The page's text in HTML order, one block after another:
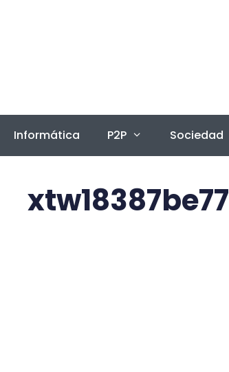
Informática P2P Sociedad
xtw18387be77